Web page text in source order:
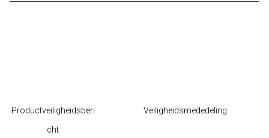
Productveiligheidsberi
cht
Veiligheidsmededeling